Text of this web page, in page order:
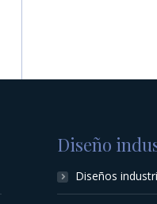
Diseño
Diseños